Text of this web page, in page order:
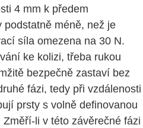
4 mm k předem
podstatně méně, než je
síla omezena na 30 N.
ke kolizi, třeba rukou
bezpečně zastaví bez
fázi, tedy při vzdálenosti
prsty s volně definovanou
li v této závěrečné fázi